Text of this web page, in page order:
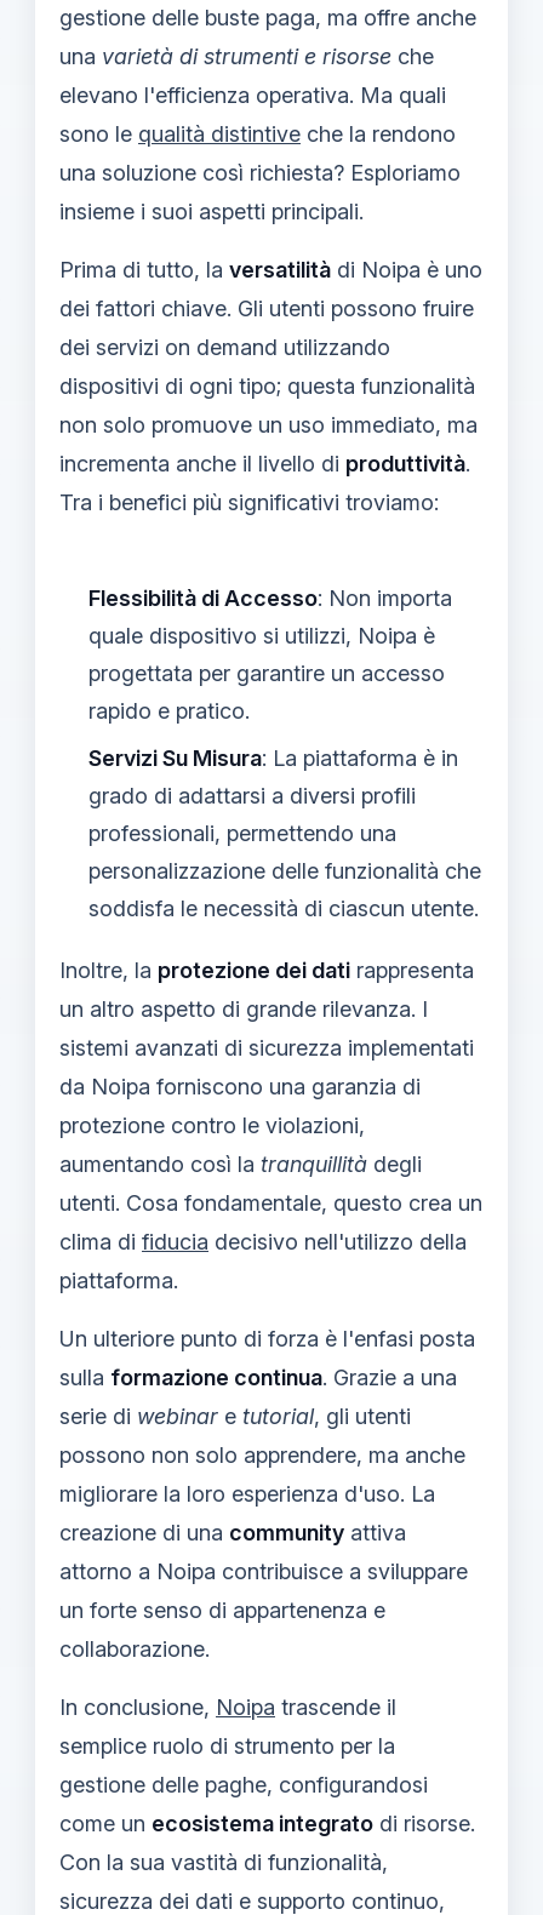
gestione delle buste paga, ma offre anche
una varietà di strumenti e risorse che
elevano l'efficienza operativa. Ma quali
sono le qualità distintive che la rendono
una soluzione così richiesta? Esploriamo
insieme i suoi aspetti principali.
Prima di tutto, la versatilità di Noipa è uno
dei fattori chiave. Gli utenti possono fruire
dei servizi on demand utilizzando
dispositivi di ogni tipo; questa funzionalità
non solo promuove un uso immediato, ma
incrementa anche il livello di produttività.
Tra i benefici più significativi troviamo:
Flessibilità di Accesso: Non importa
quale dispositivo si utilizzi, Noipa è
progettata per garantire un accesso
rapido e pratico.
Servizi Su Misura: La piattaforma è in
grado di adattarsi a diversi profili
professionali, permettendo una
personalizzazione delle funzionalità che
soddisfa le necessità di ciascun utente.
Inoltre, la protezione dei dati rappresenta
un altro aspetto di grande rilevanza. I
sistemi avanzati di sicurezza implementati
da Noipa forniscono una garanzia di
protezione contro le violazioni,
aumentando così la tranquillità degli
utenti. Cosa fondamentale, questo crea un
clima di fiducia decisivo nell'utilizzo della
piattaforma.
Un ulteriore punto di forza è l'enfasi posta
sulla formazione continua. Grazie a una
serie di webinar e tutorial, gli utenti
possono non solo apprendere, ma anche
migliorare la loro esperienza d'uso. La
creazione di una community attiva
attorno a Noipa contribuisce a sviluppare
un forte senso di appartenenza e
collaborazione.
In conclusione, Noipa trascende il
semplice ruolo di strumento per la
gestione delle paghe, configurandosi
come un ecosistema integrato di risorse.
Con la sua vastità di funzionalità,
sicurezza dei dati e supporto continuo,